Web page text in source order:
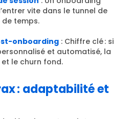
vite dans le tunnel de
temps.
onboarding : Chiffre clé : si
et automatisé, la
le churn fond.
: adaptabilité et